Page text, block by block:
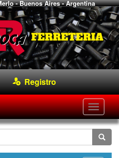
- Buenos Aires - Argentina
Registro